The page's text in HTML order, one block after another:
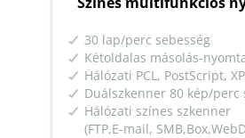
30 lap/perc sebesség
Kétoldalas másolás-
Hálózati PCL, PostScript,
Duálszkenner 80 kép/perc
Hálózati színes szkenner
(FTP,E-mail,